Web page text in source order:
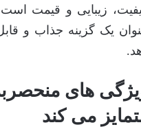
زیبایی و قیمت
یک گزینه جذاب و
های
می کند